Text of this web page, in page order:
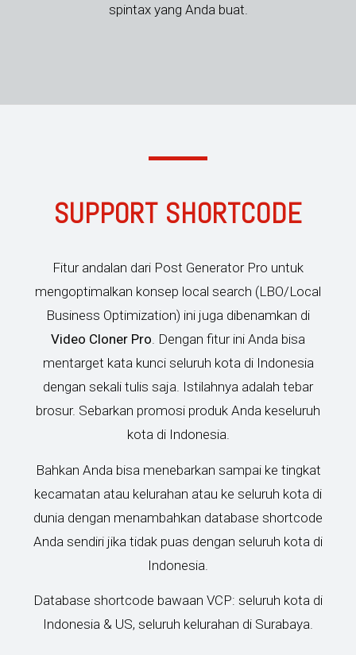
spintax yang Anda buat.
SUPPORT SHORTCODE
Fitur andalan dari Post Generator Pro untuk
mengoptimalkan konsep local search (LBO/Local
Business Optimization) ini juga dibenamkan di
Video Cloner Pro. Dengan fitur ini Anda bisa
mentarget kata kunci seluruh kota di Indonesia
dengan sekali tulis saja. Istilahnya adalah tebar
brosur. Sebarkan promosi produk Anda keseluruh
kota di Indonesia.
Bahkan Anda bisa menebarkan sampai ke tingkat
kecamatan atau kelurahan atau ke seluruh kota di
dunia dengan menambahkan database shortcode
Anda sendiri jika tidak puas dengan seluruh kota di
Indonesia.
Database shortcode bawaan VCP: seluruh kota di
Indonesia & US, seluruh kelurahan di Surabaya.